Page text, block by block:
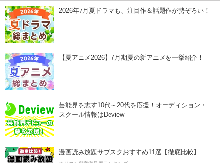
2026年7月夏ドラマも、注目作＆話題作が勢ぞろい！
【夏アニメ2026】7月期夏の新アニメを一挙紹介！
芸能界を志す10代～20代を応援！オーディション・
スクール情報はDeview
漫画読み放題サブスクおすすめ11選【徹底比較】